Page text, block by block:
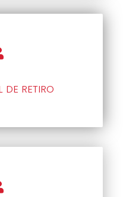
DE RETIRO